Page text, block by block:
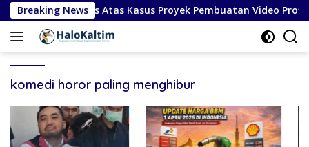
Langsung
ke
konten
Breaking News
Divonis Bebas Atas Kasus Proyek Pembuatan Video Profil
komedi horor paling menghibur